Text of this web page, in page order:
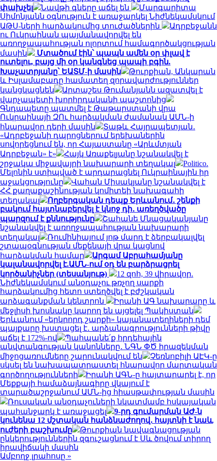
փախչել
Նավթի գները աճել են
Մարգարիտա
Սիմոնյանն օգնություն է առաջարկել Նիժնեկամսկում
ԱԹՍ-ների հարձակումից տուժածներին
Ադրբեջանն
ու Ուկրաինան պայմանավորվել են
առողջապահության ոլորտում համագործակցության
մասին
Մտածում էին՝ պապն ամեն օր փլավ է
ուտելու, բայց մի օր կանգնեց պապի բգին.
Խաչատրյանը՝ ԵԱՏՄ-ի մասին
Թուրքիան, Անկարան
և Իսլամաբադը համատեղ զորավարժություններ
կանցկացնեն
Արտաշես Թումանյանն ազատվել է
վարչապետի խորհրդականի պաշտոնից
Գնդապետը պատմել է Թաթարստանի վրա
Ուկրաինայի ԶՈւ հարձակման ժամանակ ԱՄՆ-ի
հնարավոր դերի մասին
Տաթև Հայրապետյան․
«Ադրբեջանի դպրոցներում երեխաներին
սովորեցնում են, որ Հայաստանը «Արևմտյան
Ադրբեջան» է»
Հայկ Առաքելյանը նշանակվել է
շրջակա միջավայրի նախարարի տեղակալ
Politico.
Մելոնին ստիպված է արդարացնել Ուկրաինային իր
աջակցությունը
Վահան Միսակյանը նշանակվել է
ՀՀ քաղաքաշինության կոմիտեի նախագահի
տեղակալ
Ողբերգական դեպք Երևանում․ շենքի
բակում հայտնաբերվել է կնոջ դի․ առեղծվածը
պարզում է քննությունը
Շահանե Մնացականյանը
նշանակվել է առողջապահության նախարարի
տեղակալ
Ռումինիայում յոթ մարդ է ձերբակալվել
շտապօգնության մեքենայի վրա կացնով
հարձակման համար
Արգամ Աբրահամյանը
կալանավորվել է.ԱՄՆ-ում օդ են բարձրացրել
կործանիչներ (տեսանյութ)
12 զոհ, 39 վիրավոր.
Նիժնեկամսկում անօդաչու թռչող սարքի
հարձակումից հետո ստեղծվել է բժշկական
արձագանքման կենտրոն
Իրանի ԱԳ նախարարը և
մեջլիսի խոսնակը կարող են այցելել Պակիստան
Երևանում «երկրորդ շարքի» կայանատեղիների դեմ
պայքարը խստացել է․ արձանագրությունների թիվը
աճել է 172%-ով
Պահպանե՛ք հրդեհային
անվտանգության կանոնները․ ՆԳՆ ՓԾ իրազեկման
միջոցառումները շարունակվում են
Չեռնոբիլի ԱԷԿ-ը
սկսել են նախապատրաստել հնարավոր մարտական
գործողությունների
Իրանի ԱԳՆ-ը հայտարարել է, որ
Մեքքայի համաձայնագիրը վկայում է
տարածաշրջանում ԱՄՆ-ից հիասթափության մասին
Ռուսական անօդաչուների նկատմամբ հսկայական
պահանջարկ է առաջացել
9-րդ գումարման ԱԺ-ն
կունենա 12 մշտական հանձնաժողով․ հայտնի է նաև
ուժերի բաշխումը
Թուրքիան նավագնացության
ընկերություններին զգուշացնում է Սև ծովում տիրող
իրավիճակի մասին
Ամբողջ լրահոսը »